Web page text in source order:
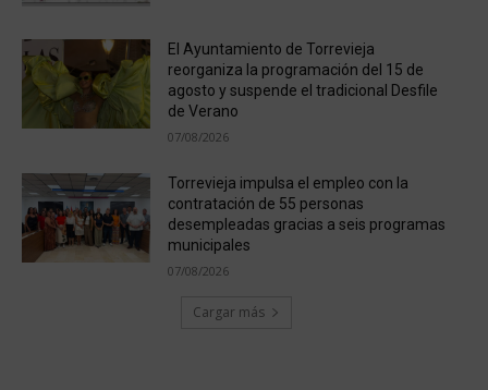
El Ayuntamiento de Torrevieja
reorganiza la programación del 15 de
agosto y suspende el tradicional Desfile
de Verano
07/08/2026
Torrevieja impulsa el empleo con la
contratación de 55 personas
desempleadas gracias a seis programas
municipales
07/08/2026
Cargar más